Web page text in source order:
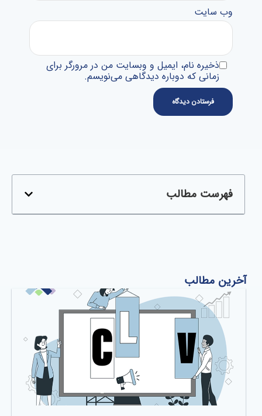
وب‌ سایت
ذخیره نام، ایمیل و وبسایت من در مرورگر برای
زمانی که دوباره دیدگاهی می‌نویسم.
فهرست مطالب
آخرین مطالب